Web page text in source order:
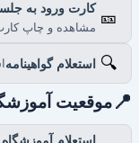
🎫 کارت ورود به جلسه
مشاهده و چاپ کارت
🔍 استعلام گواهینامه
موقعیت
استعلام آموزشگاه